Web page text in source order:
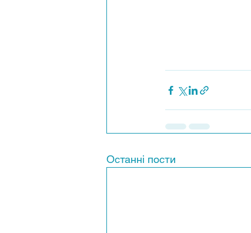
Останні пости